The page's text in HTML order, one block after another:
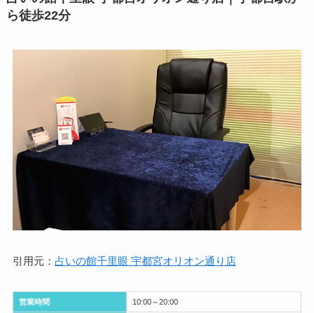
ら徒歩22分
引用元： 占いの館千里眼 宇都宮オリオン通り店
営業時間 10:00～20:00